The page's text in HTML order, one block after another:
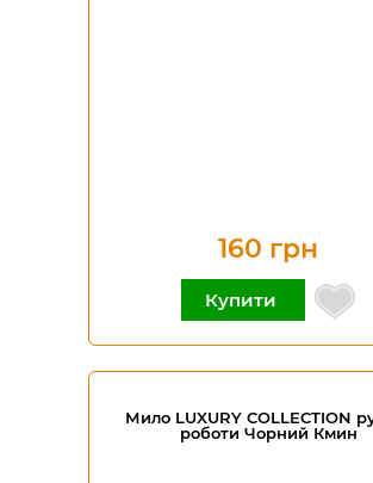
160 грн
Купити
Мило LUXURY COLLECTION
роботи Чорний Кмин